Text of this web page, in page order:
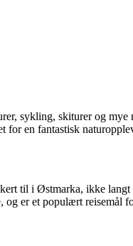
sykling, skiturer og
for en fantastisk
til i Østmarka, ikke
er et populært reisemål